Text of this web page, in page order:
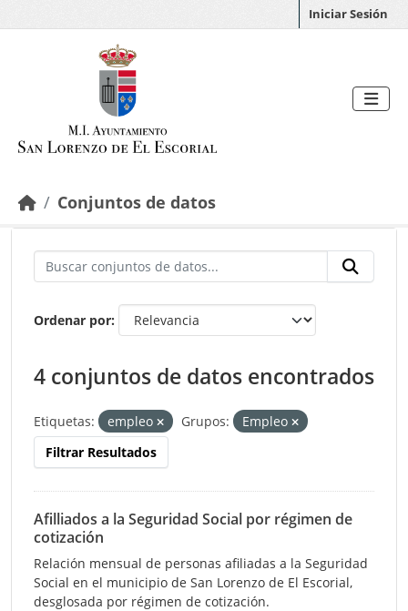
Iniciar Sesión
Conjuntos de datos
Ordenar por
4 conjuntos de datos encontrados
Etiquetas: empleo Grupos:
Empleo
Filtrar Resultados
Afilliados a la Seguridad Social por régimen de
cotización
Relación mensual de personas afiliadas a la Seguridad
Social en el municipio de San Lorenzo de El Escorial,
desglosada por régimen de cotización.